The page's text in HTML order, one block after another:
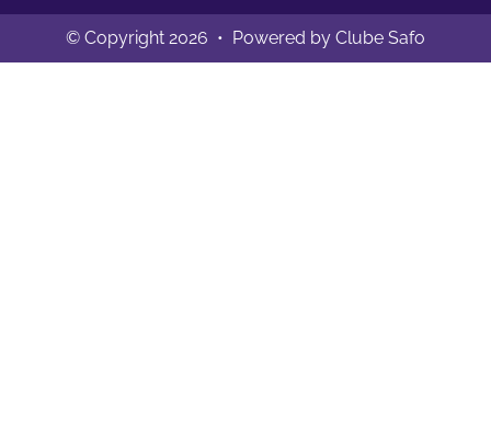
© Copyright 2026 • Powered by Clube Safo